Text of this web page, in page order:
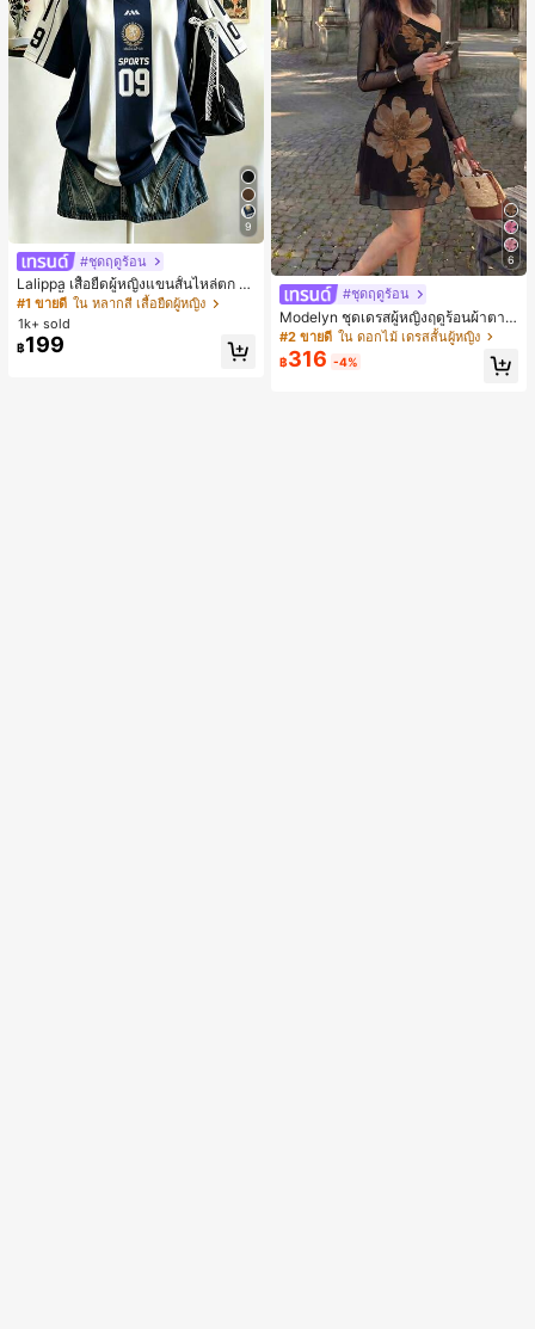
9
#ชุดฤดูร้อน
Lalippa เสื้อยืดผู้หญิงแขนสั้นไหล่ตก ค
อวีปกเสื้อ ลายพิมพ์ดิจิทัลลายทาง สไตล์
สปอร์ตแฟชั่นมินิมอล ของขวัญสำหรับเ
พื่อน
#1 ขายดี ใน หลากสี เสื้อยืดผู้หญิง
1k+ sold
฿199
6
#ชุดฤดูร้อน
Modelyn ชุดเดรสผู้หญิงฤดูร้อนผ้าตาข่
ายพิมพ์ลาย คอไม่สมมาตร จับจีบ หรูหร
า เซ็กซี่
#2 ขายดี ใน ดอกไม้ เดรสสั้นผู้หญิง
฿316 -4%